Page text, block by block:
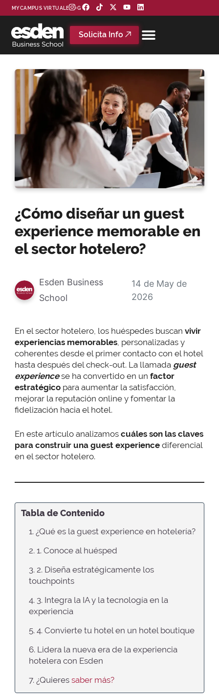
MYCAMPUS VIRTUAL BLOG
Solicita Info
¿Cómo diseñar un guest
experience memorable en
el sector hotelero?
Esden Business
School
14 de May de
2026
En el sector hotelero, los huéspedes buscan vivir
experiencias memorables, personalizadas y
coherentes desde el primer contacto con el hotel
hasta después del check-out. La llamada guest
experience se ha convertido en un factor
estratégico para aumentar la satisfacción,
mejorar la reputación online y fomentar la
fidelización hacia el hotel.
En este artículo analizamos cuáles son las claves
para construir una guest experience diferencial
en el sector hotelero.
Tabla de Contenido
1. ¿Qué es la guest experience en hotelería?
2. 1. Conoce al huésped
3. 2. Diseña estratégicamente los
touchpoints
4. 3. Integra la IA y la tecnología en la
experiencia
5. 4. Convierte tu hotel en un hotel boutique
6. Lidera la nueva era de la experiencia
hotelera con Esden
7. ¿Quieres saber más?